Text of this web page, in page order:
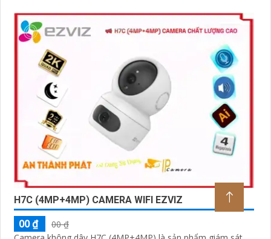
H7C (4MP+4MP) CAMERA WIFI EZVIZ
00 ₫
00 ₫